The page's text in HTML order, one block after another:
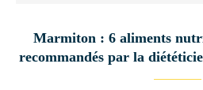
Marmiton : 6 aliments
recommandés par la